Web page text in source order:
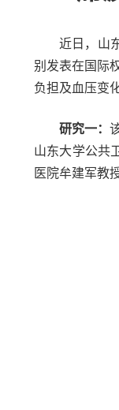
近日，山
别发表在国际
负担及血压变
研究一：
山东大学公共
医院牟建军教